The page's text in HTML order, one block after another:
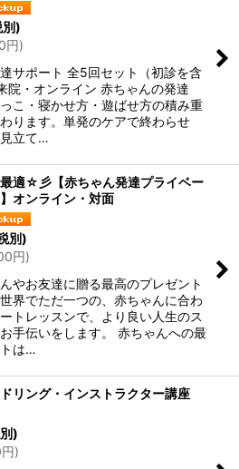
別)
円)
達サポート 全5回セット（初診を含
院・オンライン 赤ちゃんの発達
こ・寝かせ方・遊ばせ方の積み重
ります。単発のケアで終わらせ
立て…
適☆彡【赤ちゃん発達プライベー
オンライン・対面
別)
円)
やお友達に贈る最高のプレゼント
界でただ一つの、赤ちゃんに合わ
トレッスンで、より良い人生のス
手伝いをします。 赤ちゃんへの最
は…
ドリング・インストラクター講座
)
円)